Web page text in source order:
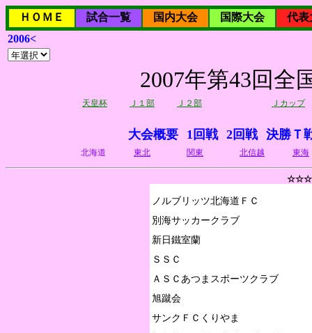
ＨＯＭＥ 試合一覧 国内大会 国際大会
代表
2006<
2007年第43回全
天皇杯 Ｊ１部 Ｊ２部 Ｊカップ
大会概要 1回戦 2回戦 決勝Ｔ
北海道 東北 関東 北信越 東海
☆☆☆
ノルブリッツ北海道ＦＣ
別海サッカークラブ
新日鐵室蘭
ＳＳＣ
ＡＳＣあつまスポーツクラブ
旭蹴会
サンクＦＣくりやま